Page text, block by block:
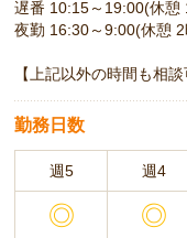
遅番 10:15～19:00(休憩
夜勤 16:30～9:00(休憩
【上記以外の時間も相談
勤務日数
週5 週4
◎ ◎